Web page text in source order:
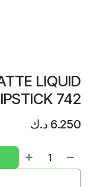
LIQUID
742
6.250 د.ك